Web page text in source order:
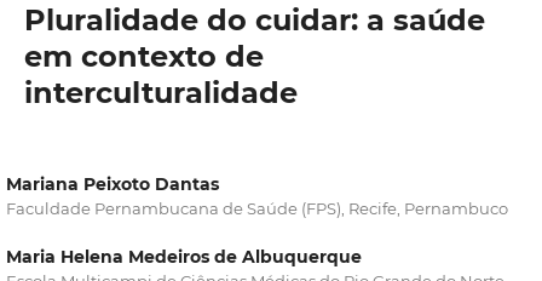
Pluralidade do cuidar: a saúde
em contexto de
interculturalidade
Mariana Peixoto Dantas
Faculdade Pernambucana de Saúde (FPS), Recife, Pernambuco
Maria Helena Medeiros de Albuquerque